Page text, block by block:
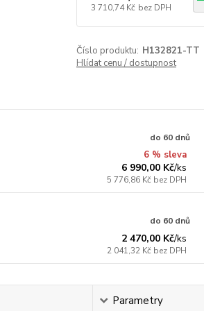
3 710,74 Kč bez DPH
Číslo produktu: H132821-TT
Hlídat cenu / dostupnost
6 % sleva
6 990,00 Kč/ks
5 776,86 Kč bez DPH
do 60 dnů
2 470,00 Kč/ks
2 041,32 Kč bez DPH
do 60 dnů
Parametry